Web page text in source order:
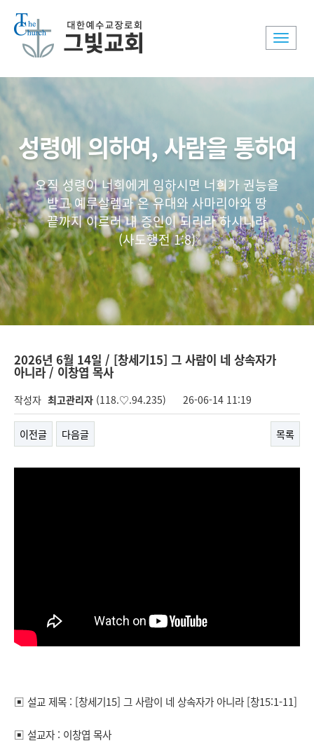
Toggle
성령에 의하여, 사람을 통하여
오직 성령이 너희에게 임하시면 너희가 권능을
받고 예루살렘과 온 유대와 사마리아와 땅
끝까지 이르러 내 증인이 되리라 하시니라
(사도행전 1:8)
2026년 6월 14일 / [창세기15] 그 사람이 네 상속자가
아니라 / 이창엽 목사
작성자 최고관리자 (118.♡.94.235) 26-06-14 11:19
이전글 다음글 목록
▣ 설교 제목 : [창세기15] 그 사람이 네 상속자가 아니라 [창15:1-11]
▣ 설교자 : 이창엽 목사